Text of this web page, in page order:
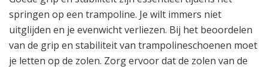
springen op een trampoline. Je wilt immers niet
uitglijden en je evenwicht verliezen. Bij het beoordelen
van de grip en stabiliteit van trampolineschoenen moet
je letten op de zolen. Zorg ervoor dat de zolen van de